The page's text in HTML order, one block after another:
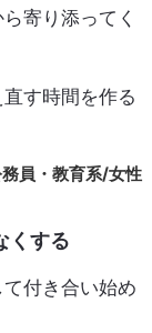
寄り添ってく
す時間を作る
員・教育系/女性
くする
付き合い始め